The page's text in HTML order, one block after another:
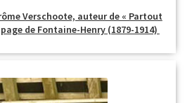
Verschoote, auteur de « Partout
de Fontaine-Henry (1879-1914)